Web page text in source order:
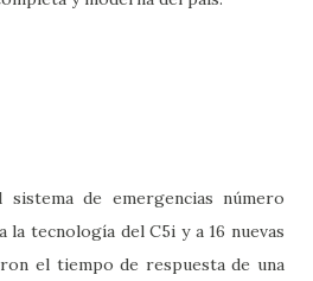
sistema de emergencias número
la tecnología del C5i y a 16 nuevas
el tiempo de respuesta de una